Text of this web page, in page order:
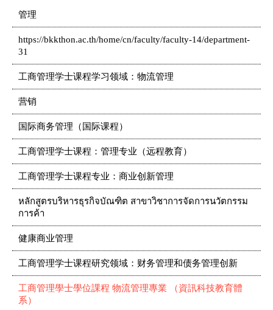
管理
https://bkkthon.ac.th/home/cn/faculty/faculty-14/department-
31
工商管理学士课程学习领域：物流管理
营销
国际商务管理（国际课程）
工商管理学士课程：管理专业（远程教育）
工商管理学士课程专业：商业创新管理
หลักสูตรบริหารธุรกิจบัณฑิต สาขาวิชาการจัดการนวัตกรรม
การค้า
健康商业管理
工商管理学士课程研究领域：财务管理和债务管理创新
工商管理學士學位課程 物流管理專業 （資訊科技教育體
系）